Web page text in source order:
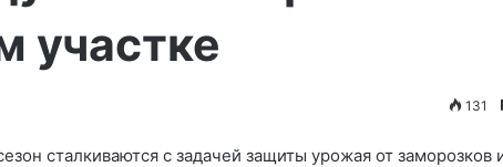
участке
131
сталкиваются с задачей защиты урожая от заморозков